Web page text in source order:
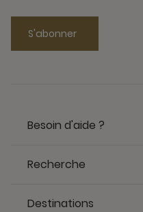
S'abonner
Besoin d'aide ?
Recherche
Destinations